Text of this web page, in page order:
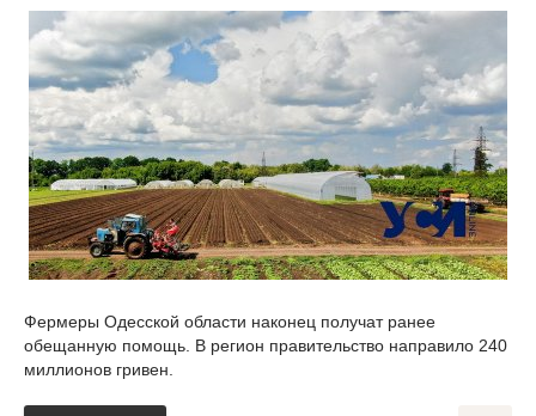
Фермеры Одесской области наконец получат ранее
обещанную помощь. В регион правительство направило 240
миллионов гривен.